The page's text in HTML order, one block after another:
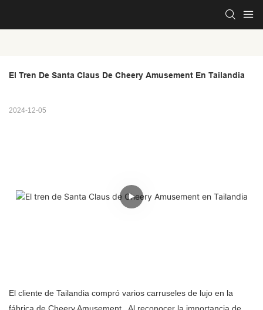
El Tren De Santa Claus De Cheery Amusement En Tailandia
2024-12-05
El cliente de Tailandia compró varios carruseles de lujo en la